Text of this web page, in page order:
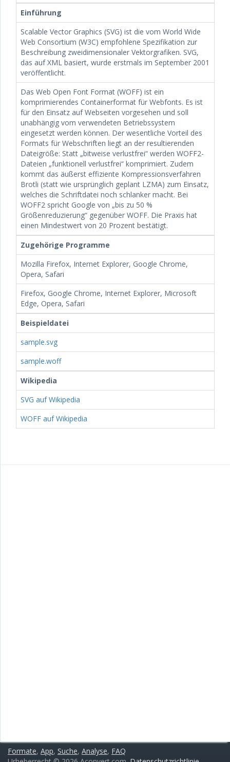
Einführung
Scalable Vector Graphics (SVG) ist die vom World Wide
Web Consortium (W3C) empfohlene Spezifikation zur
Beschreibung zweidimensionaler Vektorgrafiken. SVG,
das auf XML basiert, wurde erstmals im September 2001
veröffentlicht.
Das Web Open Font Format (WOFF) ist ein
komprimierendes Containerformat für Webfonts. Es ist
für den Einsatz auf Webseiten vorgesehen und soll
unabhängig vom verwendeten Betriebssystem
eingesetzt werden können. Der wesentliche Vorteil des
Formats für Webschriften liegt an der resultierenden
Dateigröße: Statt „bitweise verlustfrei“ werden WOFF2-
Dateien „funktionell verlustfrei“ komprimiert. Zudem
kommt das äußerst effiziente Kompressionsverfahren
Brotli (statt wie ursprünglich geplant LZMA) zum Einsatz,
welches die Schriftdatei noch schlanker macht. Bei
WOFF2 spricht Google von „bis zu 50 %
Größenreduzierung“ gegenüber WOFF. Die Praxis hat
einen Mindestwert von 20 Prozent bestätigt.
Zugehörige Programme
Mozilla Firefox, Internet Explorer, Google Chrome,
Opera, Safari
Firefox, Google Chrome, Internet Explorer, Microsoft
Edge, Opera, Safari
Beispieldatei
sample.svg
sample.woff
Wikipedia
SVG auf Wikipedia
WOFF auf Wikipedia
Formate, App, Suche, Analyse, FAQ